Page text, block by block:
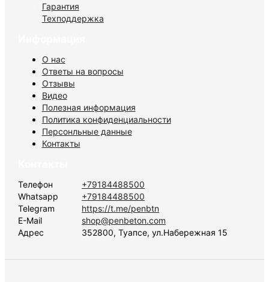
Гарантия
Техподдержка
О нас
Ответы на вопросы
Отзывы
Видео
Полезная информация
Политика конфиденциальности
Персонльные данные
Контакты
Телефон
+79184488500
Whatsapp
+79184488500
Telegram
https://t.me/penbtn
E-Mail
shop@penbeton.com
Адрес
352800, Туапсе, ул.Набережная 15